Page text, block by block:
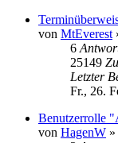
von MtEverest
6
25149
Letzter
Fr., 26.
Benutzerrolle
von HagenW »